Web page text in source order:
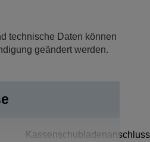
technische Daten können
geändert werden.